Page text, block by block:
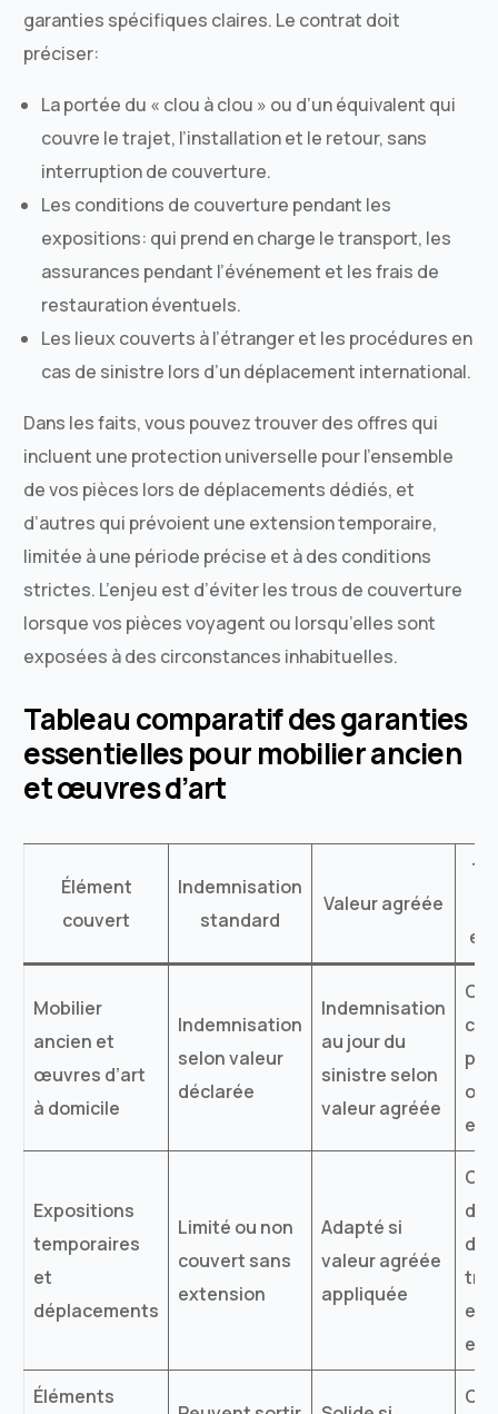
garanties spécifiques claires. Le contrat doit
préciser:
La portée du « clou à clou » ou d’un équivalent qui
couvre le trajet, l’installation et le retour, sans
interruption de couverture.
Les conditions de couverture pendant les
expositions: qui prend en charge le transport, les
assurances pendant l’événement et les frais de
restauration éventuels.
Les lieux couverts à l’étranger et les procédures en
cas de sinistre lors d’un déplacement international.
Dans les faits, vous pouvez trouver des offres qui
incluent une protection universelle pour l’ensemble
de vos pièces lors de déplacements dédiés, et
d’autres qui prévoient une extension temporaire,
limitée à une période précise et à des conditions
strictes. L’enjeu est d’éviter les trous de couverture
lorsque vos pièces voyagent ou lorsqu’elles sont
exposées à des circonstances inhabituelles.
Tableau comparatif des garanties
essentielles pour mobilier ancien
et œuvres d’art
Élément
couvert
Indemnisation
standard
Valeur agréée
Mobilier
ancien et
œuvres d’art
à domicile
Indemnisation
selon valeur
déclarée
Indemnisation
au jour du
sinistre selon
valeur agréée
ou
Expositions
temporaires
et
déplacements
Limité ou non
couvert sans
extension
Adapté si
valeur agréée
appliquée
et
Éléments